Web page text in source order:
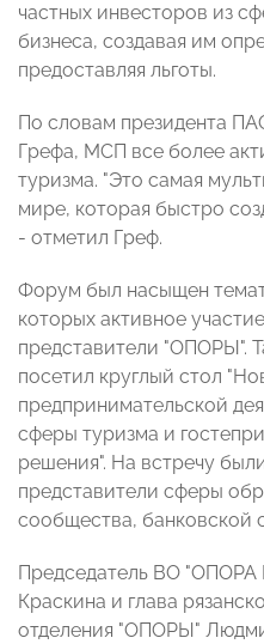
частных инвесторов из
бизнеса, создавая им
предоставляя льготы.
По словам президента
Грефа, МСП все более
туризма. "Это самая
мире, которая быстро
- отметил Греф.
Форум был насыщен
которых активное
представители "ОПОРЫ".
посетил круглый стол
предпринимательской
сферы туризма и
решения". На встречу
представители сферы
сообщества, банковской
Председатель ВО
Краскина и глава
отделения "ОПОРЫ"